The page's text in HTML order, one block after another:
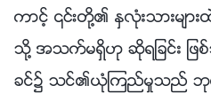
ကာင့္ ၎တို႔၏ ႏွလုံးသားမ်ာ
သို႔ အသက္မရွိဟု ဆိုရျခင္း
ခင္၌ သင္၏ယုံၾကည္မႈသည္ ဘု